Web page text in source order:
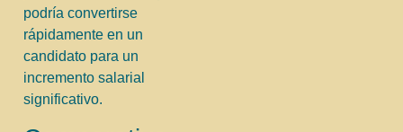
podría convertirse
rápidamente en un
candidato para un
incremento salarial
significativo.